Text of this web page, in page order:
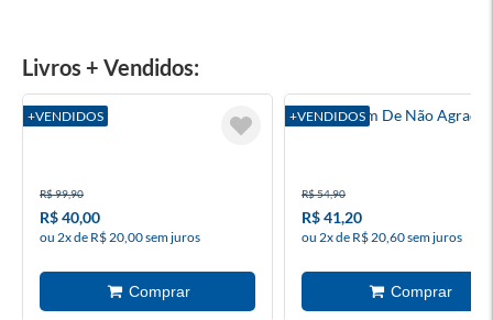
Livros + Vendidos:
+VENDIDOS
Surrender
R$ 99,90
R$ 40,00
ou 2x de R$ 20,00 sem juros
+VENDIDOS
A Coragem De Não Agradar
R$ 54,90
R$ 41,20
ou 2x de R$ 20,60 sem juros